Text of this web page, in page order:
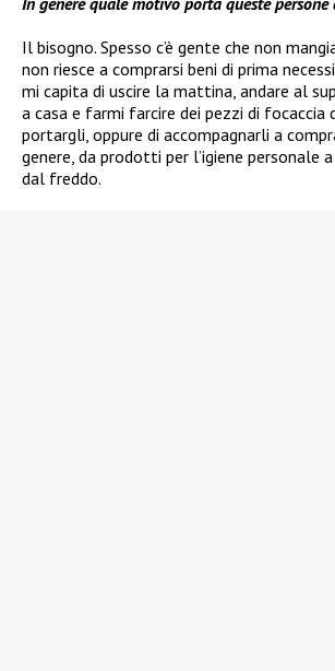
Il bisogno. Spesso c’è gente che non
non riesce a comprarsi beni di prima
mi capita di uscire la mattina, andare al
a casa e farmi farcire dei pezzi di focaccia
portargli, oppure di accompagnarli a
genere, da prodotti per l’igiene personale
dal freddo.